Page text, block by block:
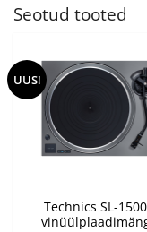
Seotud tooted
UUS!
Technics SL-